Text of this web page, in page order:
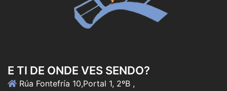
E TI DE ONDE VES SENDO?
Rúa Fontefría 10,Portal 1, 2ºB ,